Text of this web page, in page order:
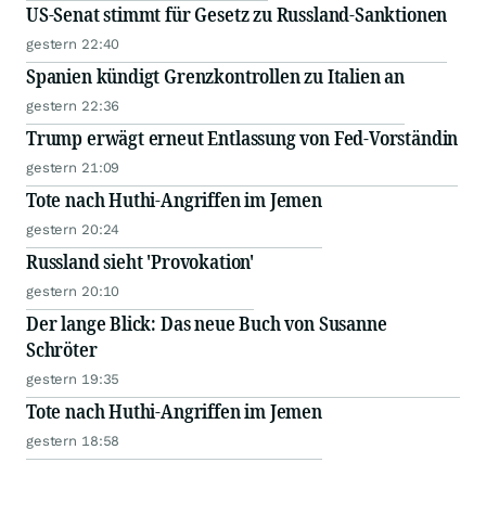
US-Senat stimmt für Gesetz zu Russland-Sanktionen
gestern 22:40
Spanien kündigt Grenzkontrollen zu Italien an
gestern 22:36
Trump erwägt erneut Entlassung von Fed-Vorständin
gestern 21:09
Tote nach Huthi-Angriffen im Jemen
gestern 20:24
Russland sieht 'Provokation'
gestern 20:10
Der lange Blick: Das neue Buch von Susanne
Schröter
gestern 19:35
Tote nach Huthi-Angriffen im Jemen
gestern 18:58